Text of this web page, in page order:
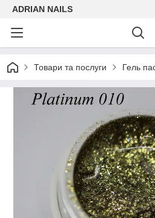
ADRIAN NAILS
Товари та послуги Гель